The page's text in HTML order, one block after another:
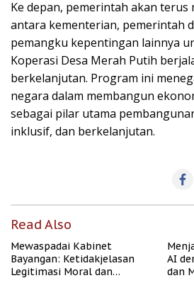
Ke depan, pemerintah akan
antara kementerian, pemerintah
pemangku kepentingan lainnya
Koperasi Desa Merah Putih
berkelanjutan. Program ini
negara dalam membangun
sebagai pilar utama
inklusif, dan berkelanjutan.
Read Also
Mewaspadai Kabinet
Bayangan: Ketidakjelasan
Legitimasi Moral dan
AI
dan